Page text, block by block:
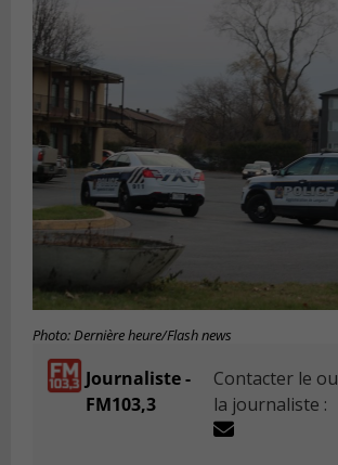
Photo: Dernière heure/Flash news
Journaliste -
FM103,3
Contacter le ou
la journaliste :